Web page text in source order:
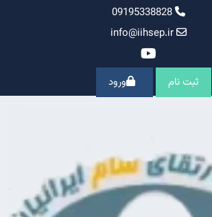
09195338828
info@iihsep.ir
ثبت نام ورود